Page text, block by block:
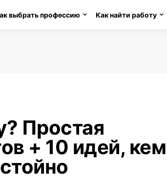
выбрать профессию Как найти работу
Простая
+ 10 идей, кем